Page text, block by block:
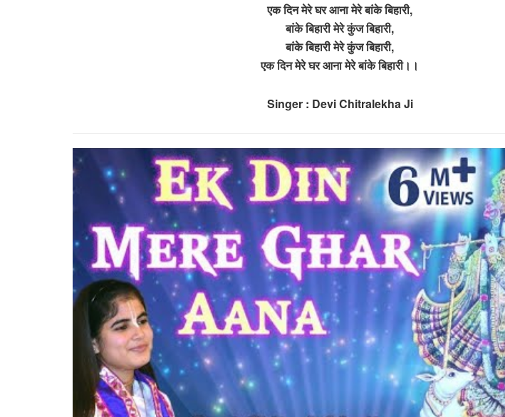
एक दिन मेरे घर आना मेरे बांके बिहारी,
बांके बिहारी मेरे कुंज बिहारी,
बांके बिहारी मेरे कुंज बिहारी,
एक दिन मेरे घर आना मेरे बांके बिहारी।।
Singer : Devi Chitralekha Ji